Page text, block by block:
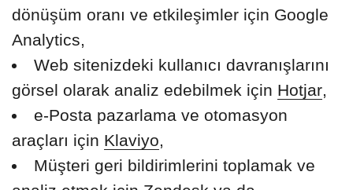
dönüşüm oranı ve etkileşimler için Google
Analytics,
Web sitenizdeki kullanıcı davranışlarını
görsel olarak analiz edebilmek için Hotjar,
e-Posta pazarlama ve otomasyon
araçları için Klaviyo,
Müşteri geri bildirimlerini toplamak ve